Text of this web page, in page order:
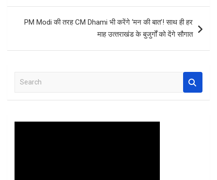
k
p
PM Modi की तरह CM Dhami भी करेंगे ‘मन की बात’! साथ ही हर
माह उत्‍तराखंड के बुजुर्गों को देंगे सौगात
a